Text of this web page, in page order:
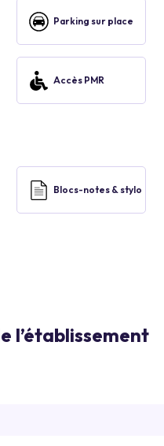
Parking sur place
Accès PMR
Blocs-notes & stylo
l’établissement